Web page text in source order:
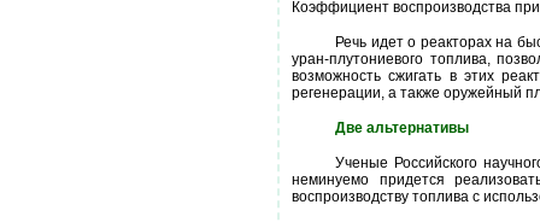
Коэффициент воспроизводства
Речь идет о реакторах на
уран-плутониевого топлива,
возможность сжигать в этих
регенерации, а также оружейный
Две альтернативы
Ученые Российского
неминуемо придется
воспроизводству топлива с